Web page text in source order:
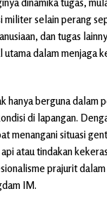
dinamika tugas,
militer selain perang
dan tugas
utama dalam menjaga
hanya berguna dalam
di lapangan.
menangani situasi
atau tindakan
prajurit
IM.